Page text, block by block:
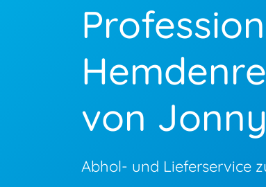
von
Abhol- und Lieferservice